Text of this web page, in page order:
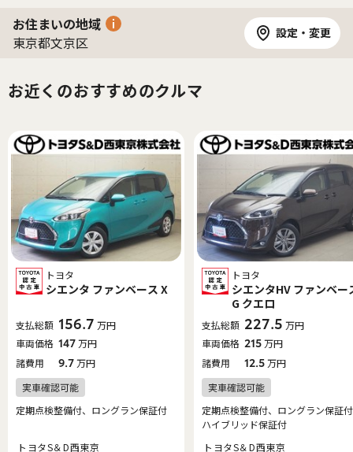
お住まいの地域
東京都文京区
設定・変更
お近くのおすすめのクルマ
トヨタ
シエンタ ファンベース X
支払総額 156.7 万円
車両価格 147万円
諸費用
9.7万円
定期点検整備付、ロングラン保証付
トヨタS＆D西東京
トヨタ
シエンタHV ファンベー
G クエロ
支払総額 227.5 万円
車両価格 215万円
諸費用
12.5万円
定期点検整備付、ロングラン保証
ハイブリッド保証付
トヨタS＆D西東京